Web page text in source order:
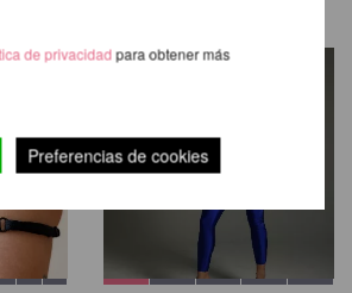
de privacidadpara obtener más
Preferencias de cookies